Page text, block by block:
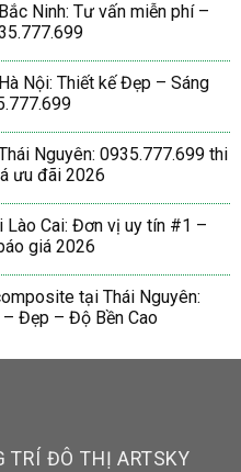
Ninh: Tư vấn miễn phí –
Nội: Thiết kế Đẹp – Sáng
Nguyên: 0935.777.699 thi
ưu đãi 2026
Lào Cai: Đơn vị uy tín #1 –
giá 2026
tại Thái Nguyên:
– Đẹp – Độ Bền Cao
TRÍ ĐÔ THỊ ARTSKY